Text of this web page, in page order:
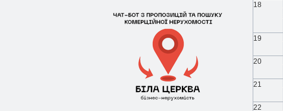
18
19
20
21
22